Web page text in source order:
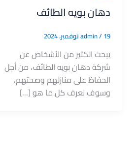
دهان بويه الطائف
admin/ 19 نوفمبر، 2024
يبحث الكثير من الأشخاص عن
شركة دهان بويه الطائف، من أجل
الحفاظ على منازلهم وصحتهم،
وسوف نعرف كل ما هو […]